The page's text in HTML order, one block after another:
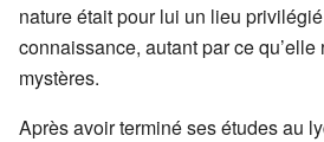
nature était pour lui un lieu
connaissance, autant par ce
mystères.
Après avoir terminé ses études au